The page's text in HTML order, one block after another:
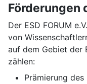
Förderungen
Der ESD FORUM
von
auf dem Gebiet der
zählen:
Prämierung